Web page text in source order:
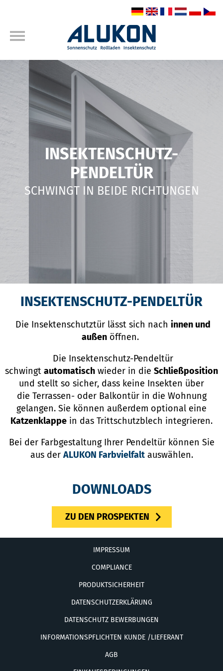
INSEKTENSCHUTZ-
PENDELTÜR
SCHWINGT IN BEIDE RICHTUNGEN
INSEKTENSCHUTZ-PENDELTÜR
Die Insektenschutztür lässt sich nach innen und
außen öffnen.
Die Insektenschutz-Pendeltür
schwingt automatisch wieder in die Schließposition
und stellt so sicher, dass keine Insekten über
die Terrassen- oder Balkontür in die Wohnung
gelangen. Sie können außerdem optional eine
Katzenklappe in das Trittschutzblech integrieren.
Bei der Farbgestaltung Ihrer Pendeltür können Sie
aus derALUKON Farbvielfaltauswählen.
DOWNLOADS
ZU DEN PROSPEKTEN
IMPRESSUM
COMPLIANCE
PRODUKTSICHERHEIT
DATENSCHUTZERKLÄRUNG
DATENSCHUTZ BEWERBUNGEN
INFORMATIONSPFLICHTEN KUNDE /LIEFERANT
AGB